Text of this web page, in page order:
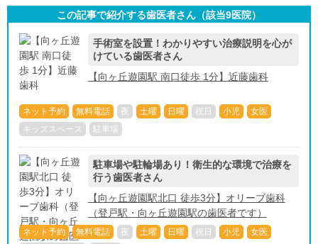
この記事で紹介する歯医者さん（該当9医院）
手術室を設置！わかりやすい治療説明を心が
けている歯医者さん
【向ヶ丘遊園駅 南口徒歩 1分】近藤歯科
ネット予約 無料電話 夜 土曜 日曜 祝日 小児
女医
キッズスペース
駐車場
駐車場や駐輪場あり！衛生的な環境で治療を
行う歯医者さん
【向ヶ丘遊園駅北口 徒歩3分】オリーブ歯科
（登戸駅・向ヶ丘遊園駅の歯医者です）
ネット予約 無料電話 夜 土曜 日曜 祝日 小児
女医